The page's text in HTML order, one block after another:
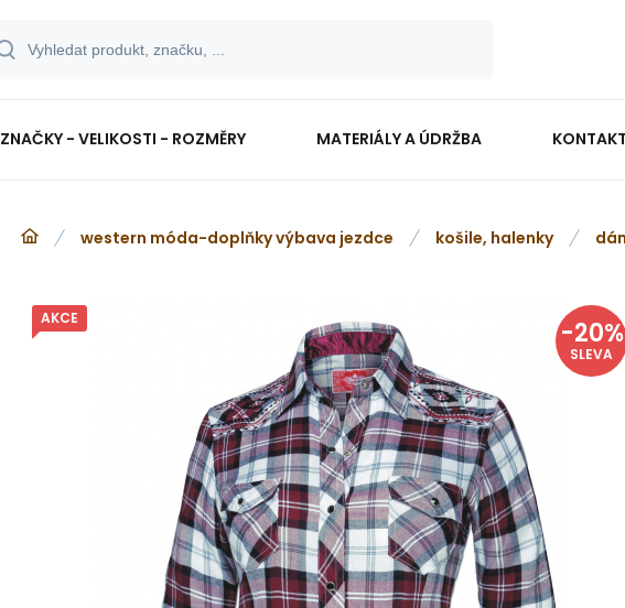
ZNAČKY - VELIKOSTI - ROZMĚRY MATERIÁLY A ÚDRŽBA
western móda-doplňky výbava jezdce košile, halenky
AKCE -20%
SLEVA